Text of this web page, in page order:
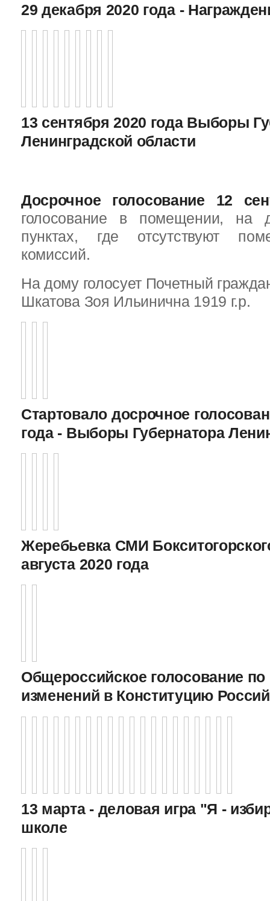
29 декабря 2020 года -
13 сентября 2020 года Выборы
Ленинградской области
Досрочное голосование 12
голосование в помещении, на
пунктах, где отсутствуют
комиссий.
На дому голосует Почетный
Шкатова Зоя Ильинична 1919 г.р.
Стартовало досрочное
года - Выборы Губернатора
Жеребьевка СМИ
августа 2020 года
Общероссийское голосование
изменений в Конституцию
13 марта - деловая игра "Я -
школе